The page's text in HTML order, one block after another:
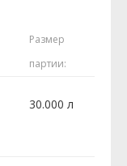
Размер
партии:
30.000 л